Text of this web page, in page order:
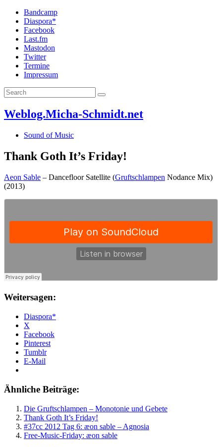
Bandcamp
Diaspora*
Facebook
Last.fm
Mastodon
Twitter
Termine
Impressum
Weblog.Micha-Schmidt.net
Sound of Music
Thank Goth It’s Friday!
Aeon Sable – Dancefloor Satellite (Gruftschlampen Nodance Mix)
(2013)
Weitersagen:
Diaspora*
X
Facebook
Pinterest
Tumblr
E-Mail
Ähnliche Beiträge:
Die Gruftschlampen – Monotonie und Gebete
Thank Goth It’s Friday!
#37cc 2012 Tag 6: æon sable – Agnosia
Free-Music-Friday: æon sable